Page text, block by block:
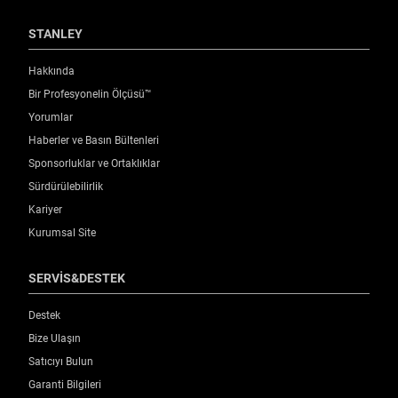
STANLEY
Hakkında
Bir Profesyonelin Ölçüsü™
Yorumlar
Haberler ve Basın Bültenleri
Sponsorluklar ve Ortaklıklar
Sürdürülebilirlik
Kariyer
Kurumsal Site
SERVİS&DESTEK
Destek
Bize Ulaşın
Satıcıyı Bulun
Garanti Bilgileri